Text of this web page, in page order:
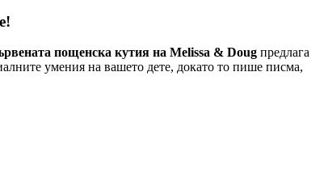
пощенска кутия на Melissa & Doug предлага
умения на вашето дете, докато то пише писма,